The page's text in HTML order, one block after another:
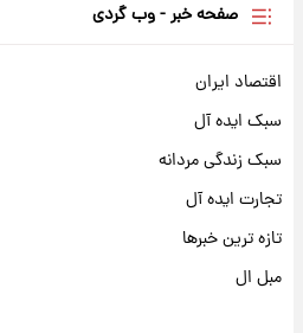
صفحه خبر - وب گردی
اقتصاد ایران
سبک ایده آل
سبک زندگی مردانه
تجارت ایده آل
تازه ترین خبرها
مبل ال